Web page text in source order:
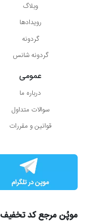
وبلاگ
رویدادها
گردونه
گردونه شانس
عمومی
درباره ما
سوالات متداول
قوانین و مقررات
موپُن مرجع کد تخفیف